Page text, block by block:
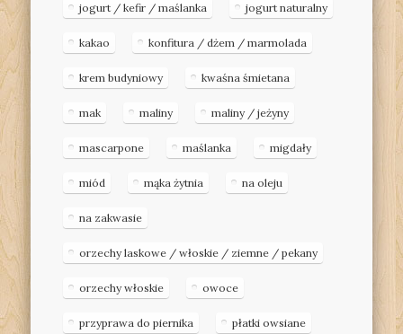
jogurt / kefir / maślanka jogurt naturalny
kakao konfitura / dżem / marmolada
krem budyniowy kwaśna śmietana
mak maliny maliny / jeżyny
mascarpone maślanka migdały
miód mąka żytnia na oleju
na zakwasie
orzechy laskowe / włoskie / ziemne / pekany
orzechy włoskie owoce
przyprawa do piernika płatki owsiane